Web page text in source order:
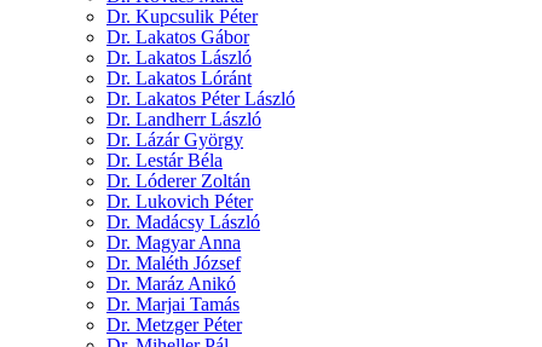
Dr. Kupcsulik Péter
Dr. Lakatos Gábor
Dr. Lakatos László
Dr. Lakatos Lóránt
Dr. Lakatos Péter László
Dr. Landherr László
Dr. Lázár György
Dr. Lestár Béla
Dr. Lóderer Zoltán
Dr. Lukovich Péter
Dr. Madácsy László
Dr. Magyar Anna
Dr. Maléth József
Dr. Maráz Anikó
Dr. Marjai Tamás
Dr. Metzger Péter